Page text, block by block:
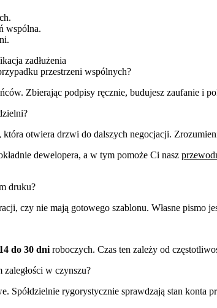
wspólna.
zadłużenia
przestrzeni wspólnych?
Zbierając podpisy ręcznie, budujesz zaufanie i
która otwiera drzwi do dalszych negocjacji.
dewelopera, a w tym pomoże Ci nasz
druku?
czy nie mają gotowego szablonu. Własne pismo
14 do 30 dni roboczych. Czas ten zależy od
w czynszu?
Spółdzielnie rygorystycznie sprawdzają stan konta